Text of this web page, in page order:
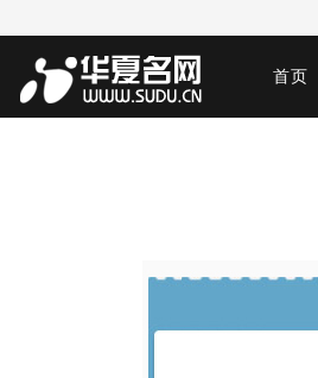
首页